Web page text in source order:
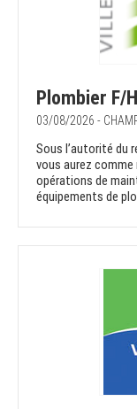
Plombier F/H
03/08/2026 -
Sous l’autorité du
vous aurez
opérations de
équipements de